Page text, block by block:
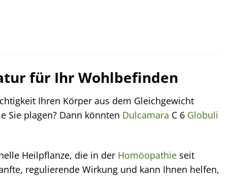
für Ihr Wohlbefinden
Ihren Körper aus dem Gleichgewicht
Sie plagen? Dann könnten Dulcamara C 6 Globuli
Heilpflanze, die in der Homöopathie seit
regulierende Wirkung und kann Ihnen helfen,